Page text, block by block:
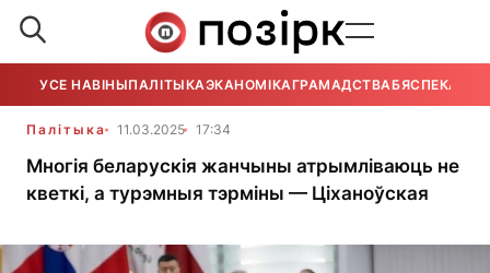
УСЕ НАВІНЫПАЛІТЫКАЭКАНОМІКАГРАМАДСТВАБЯСПЕКА
Палітыка 11.03.2025 17:34
Многія беларускія жанчыны атрымліваюць не
кветкі, а турэмныя тэрміны — Ціханоўская